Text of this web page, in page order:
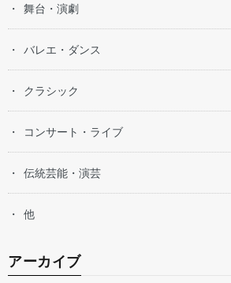
舞台・演劇
バレエ・ダンス
クラシック
コンサート・ライブ
伝統芸能・演芸
他
アーカイブ